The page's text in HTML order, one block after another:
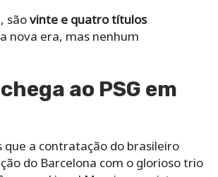
sãovinte e quatro títulos
nova era, mas nenhum
ao PSG em
que a contratação do brasileiro
do Barcelona com o glorioso trio